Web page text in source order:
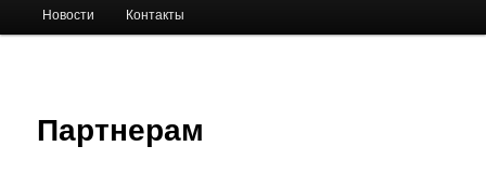
Новости Контакты
Партнерам